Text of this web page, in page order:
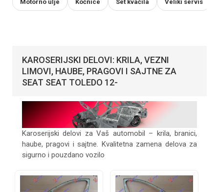
Motorno ulje Kočnice Set kvačila Veliki servis
KAROSERIJSKI DELOVI: KRILA, VEZNI
LIMOVI, HAUBE, PRAGOVI I SAJTNE ZA
SEAT SEAT TOLEDO 12-
Karoserijski delovi za Vaš automobil – krila, branici,
haube, pragovi i sajtne. Kvalitetna zamena delova za
sigurno i pouzdano vozilo